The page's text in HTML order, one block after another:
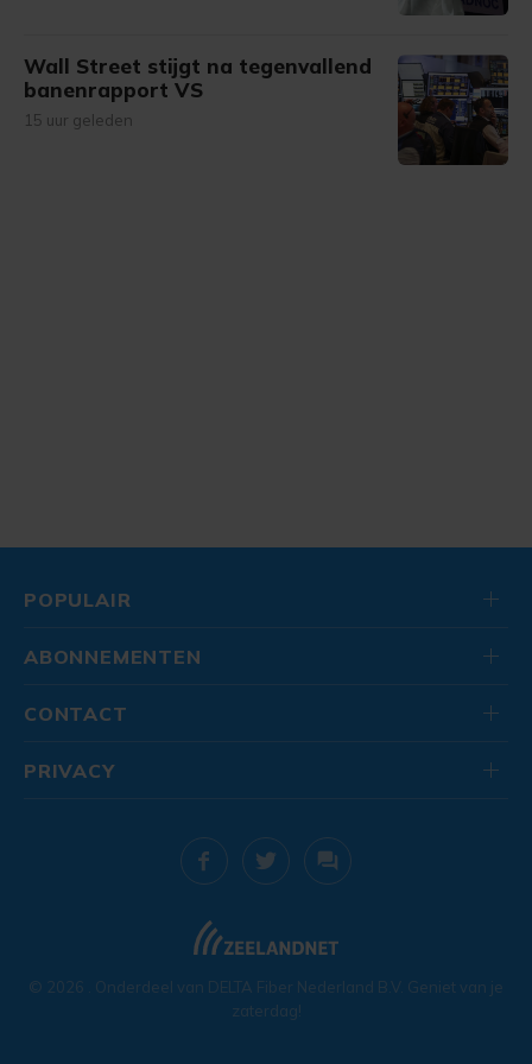
Wall Street stijgt na tegenvallend
banenrapport VS
15 uur geleden
POPULAIR
ABONNEMENTEN
CONTACT
© 2026 . Onderdeel van DELTA Fiber Nederland B.V. Geniet van je
zaterdag!
PRIVACY